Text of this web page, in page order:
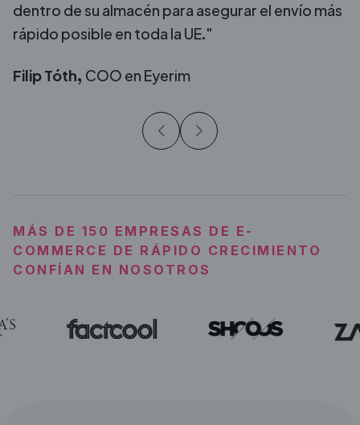
dentro de su almacén para asegurar el envío más
rápido posible en toda la UE."
Filip Tóth, COO en Eyerim
MÁS DE 150 EMPRESAS DE E-
COMMERCE DE RÁPIDO CRECIMIENTO
CONFÍAN EN NOSOTROS